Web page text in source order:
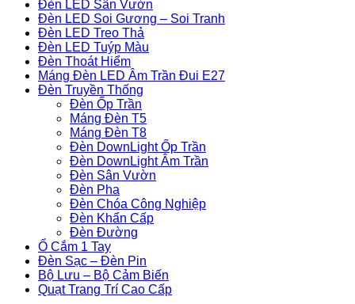
Đèn LED Sân Vườn
Đèn LED Soi Gương – Soi Tranh
Đèn LED Treo Thả
Đèn LED Tuýp Màu
Đèn Thoát Hiểm
Máng Đèn LED Âm Trần Đui E27
Đèn Truyền Thống
Đèn Ốp Trần
Máng Đèn T5
Máng Đèn T8
Đèn DownLight Ốp Trần
Đèn DownLight Âm Trần
Đèn Sân Vườn
Đèn Pha
Đèn Chóa Công Nghiệp
Đèn Khẩn Cấp
Đèn Đường
Ổ Cắm 1 Tay
Đèn Sạc – Đèn Pin
Bộ Lưu – Bộ Cảm Biến
Quạt Trang Trí Cao Cấp